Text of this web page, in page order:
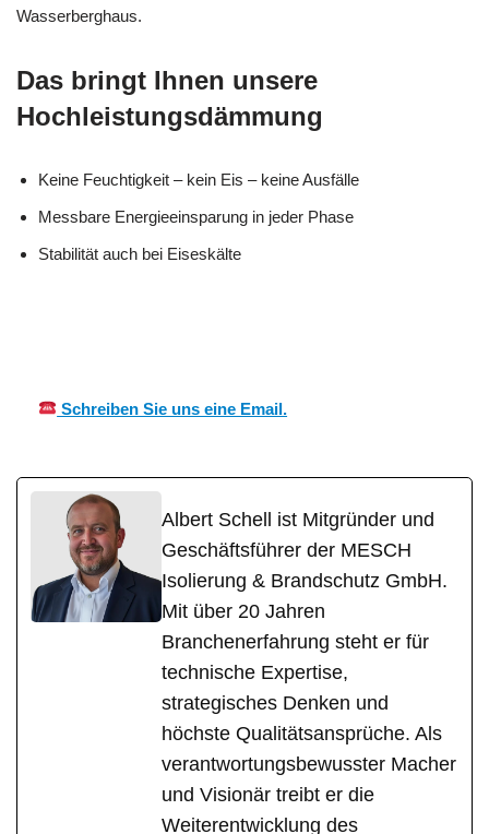
Wasserberghaus.
Das bringt Ihnen unsere
Hochleistungsdämmung
Keine Feuchtigkeit – kein Eis – keine Ausfälle
Messbare Energieeinsparung in jeder Phase
Stabilität auch bei Eiseskälte
Schreiben Sie uns eine Email.
Albert Schell ist Mitgründer und
Geschäftsführer der MESCH
Isolierung & Brandschutz GmbH.
Mit über 20 Jahren
Branchenerfahrung steht er für
technische Expertise,
strategisches Denken und
höchste Qualitätsansprüche. Als
verantwortungsbewusster Macher
und Visionär treibt er die
Weiterentwicklung des